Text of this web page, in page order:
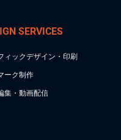
SERVICES
ィックデザイン・印刷
ーク制作
集・動画配信